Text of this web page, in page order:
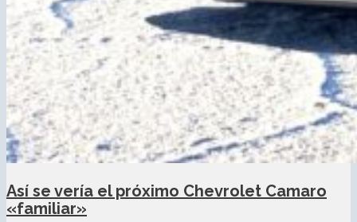
Así se vería el próximo Chevrolet Camaro
«familiar»